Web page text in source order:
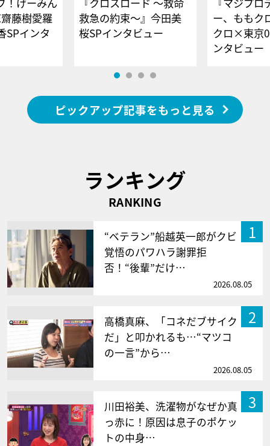
藤樹愛羅
SPインタ
救急の約束～』今田美
桜SPインタビュー
ー、ももク
クロ×東京
ンタビュー
ピックアップ記事をもっと見る
ランキング
RANKING
1
“ベテラン”船越英一郎がクビ
覚悟のパワハラ謝罪拒
否！“後輩”だけ…
2026.08.05
2
高橋真麻、「コネだブサイク
だ」と叩かれるも…“マツコ
の一言”から…
2026.08.05
3
川田裕美、洗濯物がなぜか真
っ赤に！原因は息子のポケッ
トの中身…